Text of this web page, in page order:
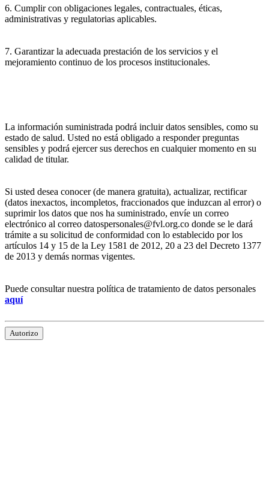
6. Cumplir con obligaciones legales, contractuales, éticas,
administrativas y regulatorias aplicables.
7. Garantizar la adecuada prestación de los servicios y el
mejoramiento continuo de los procesos institucionales.
La información suministrada podrá incluir datos sensibles, como su
estado de salud. Usted no está obligado a responder preguntas
sensibles y podrá ejercer sus derechos en cualquier momento en su
calidad de titular.
Si usted desea conocer (de manera gratuita), actualizar, rectificar
(datos inexactos, incompletos, fraccionados que induzcan al error) o
suprimir los datos que nos ha suministrado, envíe un correo
electrónico al correo datospersonales@fvl.org.co donde se le dará
trámite a su solicitud de conformidad con lo establecido por los
artículos 14 y 15 de la Ley 1581 de 2012, 20 a 23 del Decreto 1377
de 2013 y demás normas vigentes.
Puede consultar nuestra política de tratamiento de datos personales
aquí
Autorizo